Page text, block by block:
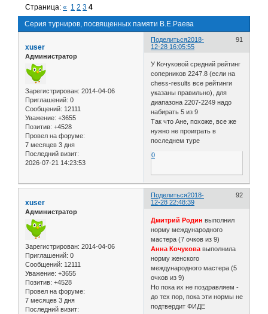
Серия турниров, посвященных памяти В.Е.Раева
Страница:« 1 2 3 4
Поделиться 91
2018-
12-28 16:05:55
xuser
Администратор
Зарегистрирован: 2014-04-06
Приглашений: 0
Сообщений: 12111
Уважение: +3655
Позитив: +4528
Провел на форуме:
7 месяцев 3 дня
Последний визит:
2026-07-21 14:23:53
У Кочуковой средний рейтинг
соперников 2247.8 (если на
chess-results все рейтинги
указаны правильно), для
диапазона 2207-2249 надо
набирать 5 из 9
Так что Ане, похоже, все же
нужно не проиграть в
последнем туре
0
Поделиться 92
2018-
12-28 22:48:39
xuser
Администратор
Зарегистрирован: 2014-04-06
Приглашений: 0
Сообщений: 12111
Уважение: +3655
Позитив: +4528
Провел на форуме:
7 месяцев 3 дня
Последний визит:
Дмитрий Родин выполнил
норму международного
мастера (7 очков из 9)
Анна Кочукова выполнила
норму женского
международного мастера (5
очков из 9)
Но пока их не поздравляем -
до тех пор, пока эти нормы не
подтвердит ФИДЕ